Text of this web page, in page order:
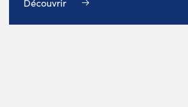
Découvrir